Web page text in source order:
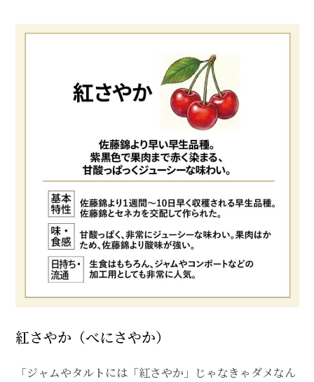
紅さやか（べにさやか）
「ジャムやタルトには「紅さやか」じゃなきゃダメなん